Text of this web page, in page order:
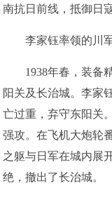
南抗日前线，抵御日
李家钰率领的川军
1938年春，装备精
阳关及长治城。李家
亡过重，弃守东阳关
强攻。在飞机大炮轮
之躯与日军在城内展
绝，撤出了长治城。